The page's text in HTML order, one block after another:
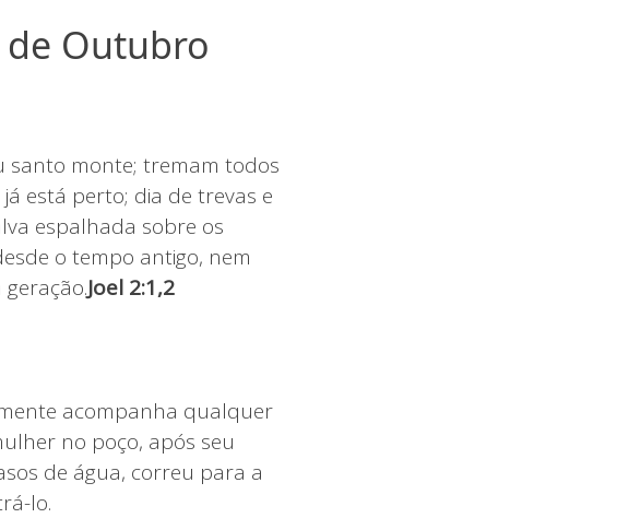
de Outubro
santo monte; tremam todos
está perto; dia de trevas e
espalhada sobre os
o tempo antigo, nem
Joel 2:1,2
acompanha qualquer
no poço, após seu
de água, correu para a
lo.